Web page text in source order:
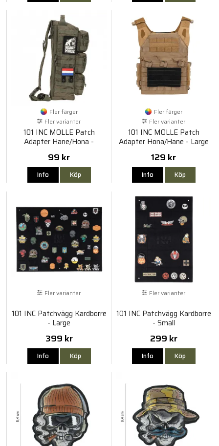
Fler färger
Fler varianter
101 INC MOLLE Patch
Adapter Hane/Hona -
Medium
99 kr
Info Köp
Fler färger
Fler varianter
101 INC MOLLE Patch
Adapter Hona/Hane - Large
129 kr
Info Köp
Fler varianter
101 INC Patchvägg Kardborre
- Large
399 kr
Info Köp
Fler varianter
101 INC Patchvägg Kardborre
- Small
299 kr
Info Köp